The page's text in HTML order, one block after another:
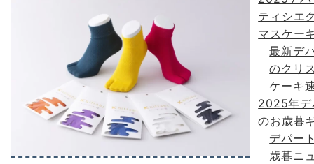
ティシエ
マスケー
最新デ
のクリ
ケーキ
2025年デ
のお歳暮
デパー
歳暮ニ